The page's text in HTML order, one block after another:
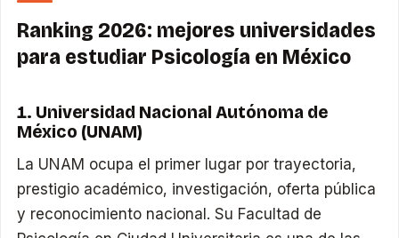
Ranking 2026: mejores universidades
para estudiar Psicología en México
1. Universidad Nacional Autónoma de
México (UNAM)
La UNAM ocupa el primer lugar por trayectoria,
prestigio académico, investigación, oferta pública
y reconocimiento nacional. Su Facultad de